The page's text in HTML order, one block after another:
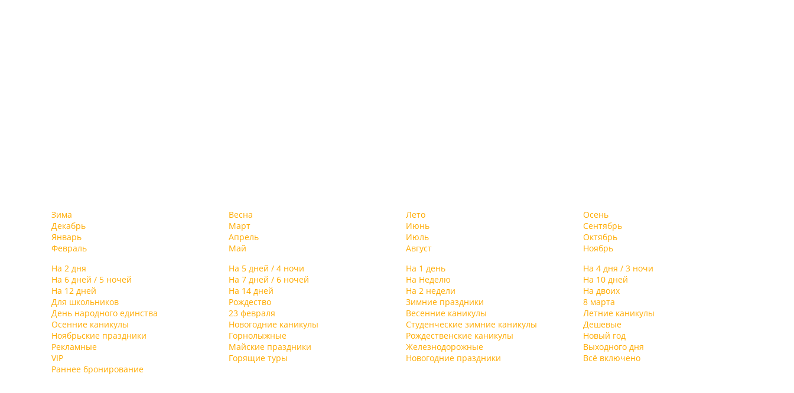
Зима
Декабрь
Январь
Февраль
Весна
Март
Апрель
Май
Лето
Июнь
Июль
Август
Осень
Сентябрь
Октябрь
Ноябрь
На 2 дня
На 5 дней / 4 ночи На 1 день
На 4 дня / 3 ночи
На 6 дней / 5 ночей
На 7 дней / 6 ночей На Неделю
На 10 дней
На 12 дней
На 14 дней На 2 недели
На двоих
Для школьников
Рождество Зимние праздники
8 марта
День народного единства
23 февраля Весенние каникулы
Летние каникулы
Осенние каникулы
Новогодние каникулы Студенческие зимние каникулы
Дешевые
Ноябрьские праздники
Горнолыжные Рождественские каникулы
Новый год
Рекламные
Майские праздники Железнодорожные
Выходного дня
VIP
Горящие туры Новогодние праздники
Всё включено
Раннее бронирование